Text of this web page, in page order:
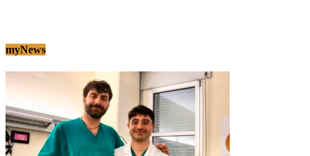
myNews